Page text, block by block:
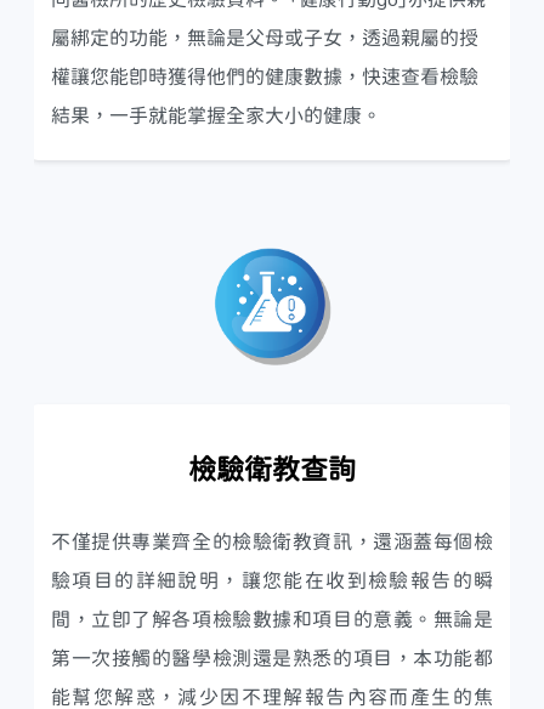
屬綁定的功能，無論是父母或子女，透過親屬的授
權讓您能即時獲得他們的健康數據，快速查看檢驗
結果，一手就能掌握全家大小的健康。
檢驗衛教查詢
不僅提供專業齊全的檢驗衛教資訊，還涵蓋每個檢
驗項目的詳細說明，讓您能在收到檢驗報告的瞬
間，立即了解各項檢驗數據和項目的意義。無論是
第一次接觸的醫學檢測還是熟悉的項目，本功能都
能幫您解惑，減少因不理解報告內容而產生的焦